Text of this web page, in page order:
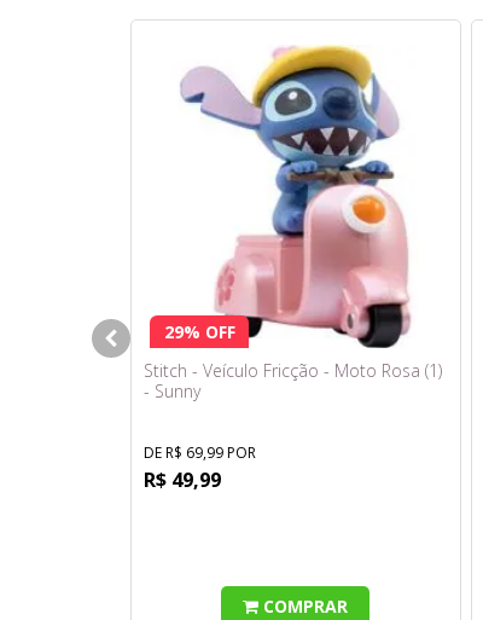
29% OFF
Stitch - Veículo Fricção - Moto Rosa (1)
- Sunny
DE R$ 69,99 POR
R$ 49,99
COMPRAR